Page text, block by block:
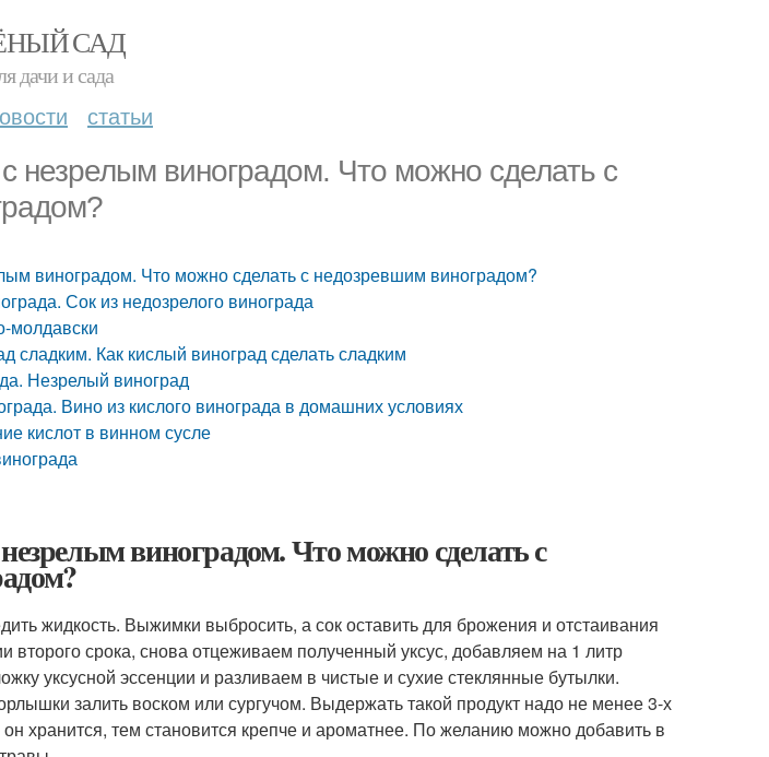
САД
дачи и сада
статьи
незрелым виноградом. Что можно сделать с
виноградом. Что можно сделать с недозревшим виноградом?
Сок из недозрелого винограда
молдавски
сладким. Как кислый виноград сделать сладким
Незрелый виноград
Вино из кислого винограда в домашних условиях
кислот в винном сусле
виноградом. Что можно сделать с
жидкость. Выжимки выбросить, а сок оставить для брожения и отстаивания
срока, снова отцеживаем полученный уксус, добавляем на 1 литр
уксусной эссенции и разливаем в чистые и сухие стеклянные бутылки.
залить воском или сургучом. Выдержать такой продукт надо не менее 3-х
хранится, тем становится крепче и ароматнее. По желанию можно добавить в